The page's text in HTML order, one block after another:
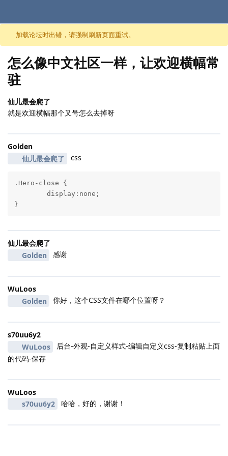
跳至内容
加载论坛时出错，请强制刷新页面重试。
怎么像中文社区一样，让欢迎横幅常
驻
仙儿最会爬了
就是欢迎横幅那个叉号怎么去掉呀
Golden
仙儿最会爬了
css
.Hero-close {
}
仙儿最会爬了
Golden
感谢
WuLoos
Golden
你好，这个CSS文件在哪个位置呀？
s70uu6y2
WuLoos
后台-外观-自定义样式-编辑自定义css-复制粘贴上面
的代码-保存
WuLoos
s70uu6y2
哈哈，好的，谢谢！